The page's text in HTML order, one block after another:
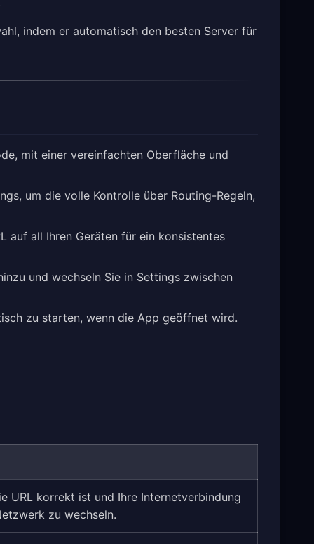
indem er automatisch den besten Server für
mit einer vereinfachten Oberfläche und
um die volle Kontrolle über Routing-Regeln,
auf all Ihren Geräten für ein konsistentes
und wechseln Sie in Settings zwischen
zu starten, wenn die App geöffnet wird.
URL korrekt ist und Ihre Internetverbindung
zu wechseln.